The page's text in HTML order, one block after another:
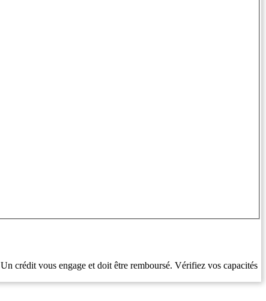
crédit vous engage et doit être remboursé. Vérifiez vos capacités